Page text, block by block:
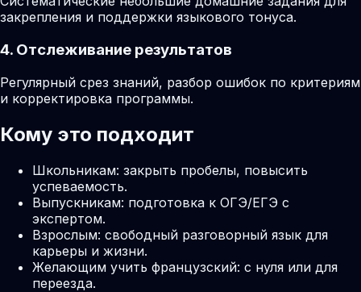
закрепления и поддержки языкового тонуса.
4. Отслеживание результатов
Регулярный срез знаний, разбор ошибок по критериям
и корректировка программы.
Кому это подходит
Школьникам: закрыть пробелы, повысить
успеваемость.
Выпускникам: подготовка к ОГЭ/ЕГЭ с
экспертом.
Взрослым: свободный разговорный язык для
карьеры и жизни.
Желающим учить французский: с нуля или для
переезда.